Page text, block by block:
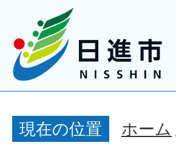
現在の位置 ホーム